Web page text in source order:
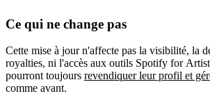
Ce qui ne change pas
Cette mise à jour n'affecte pas la visibilité, la
royalties, ni l'accès aux outils Spotify for
pourront toujours revendiquer leur profil et
comme avant.